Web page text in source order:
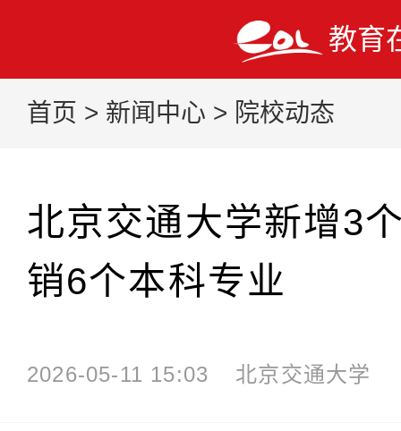
教育
首页 > 新闻中心 > 院校动态
北京交通大学新增3
销6个本科专业
2026-05-11 15:03 北京交通大学